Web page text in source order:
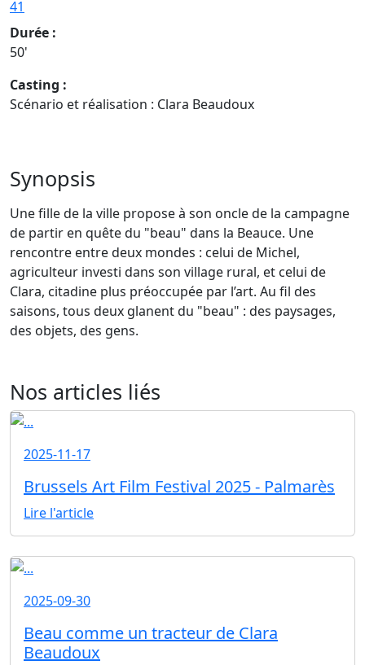
41
Durée :
50'
Casting :
Scénario et réalisation : Clara Beaudoux
Synopsis
Une fille de la ville propose à son oncle de la campagne
de partir en quête du "beau" dans la Beauce. Une
rencontre entre deux mondes : celui de Michel,
agriculteur investi dans son village rural, et celui de
Clara, citadine plus préoccupée par l’art. Au fil des
saisons, tous deux glanent du "beau" : des paysages,
des objets, des gens.
Nos articles liés
2025-11-17
Brussels Art Film Festival 2025 - Palmarès
Lire l'article
2025-09-30
Beau comme un tracteur de Clara
Beaudoux